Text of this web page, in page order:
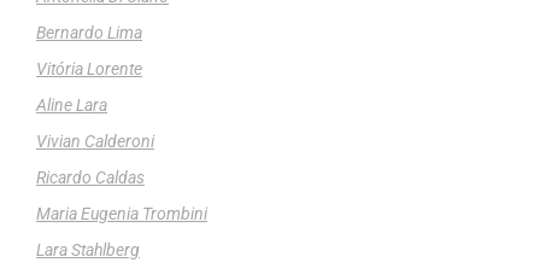
Bernardo Lima
Vitória Lorente
Aline Lara
Vivian Calderoni
Ricardo Caldas
Maria Eugenia Trombini
Lara Stahlberg